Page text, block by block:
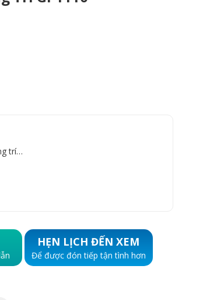
trí…
HẸN LỊCH ĐẾN XEM
Để được đón tiếp tận tình hơn